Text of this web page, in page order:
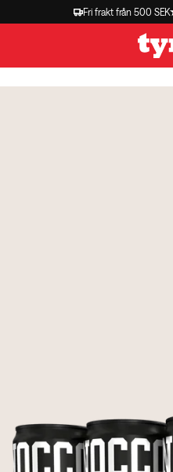
Fri frakt från 500 SEK